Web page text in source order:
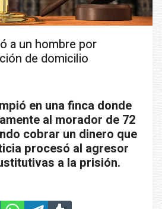
a un hombre por
de domicilio
en una finca donde
al morador de 72
cobrar un dinero que
procesó al agresor
a la prisión.